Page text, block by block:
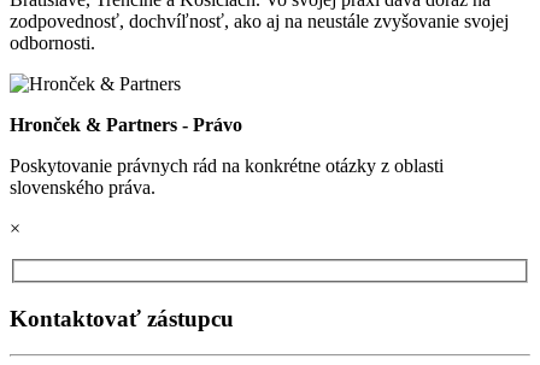
zodpovednosť, dochvíľnosť, ako aj na neustále zvyšovanie svojej
odbornosti.
Hronček & Partners - Právo
Poskytovanie právnych rád na konkrétne otázky z oblasti
slovenského práva.
×
Kontaktovať zástupcu